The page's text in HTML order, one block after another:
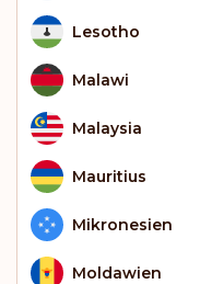
Lesotho
Malawi
Malaysia
Mauritius
Mikronesien
Moldawien